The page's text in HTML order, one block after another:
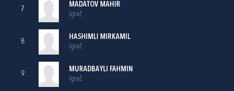
7
MADATOV MAHIR
Igrač
8
HASHIMLI MIRKAMIL
Igrač
9
MURADBAYLI FAHMIN
Igrač